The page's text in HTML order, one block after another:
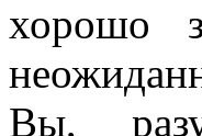
хорошо
Вы,